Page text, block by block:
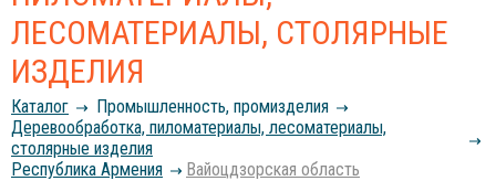
ЛЕСОМАТЕРИАЛЫ, СТОЛЯРНЫЕ
ИЗДЕЛИЯ
Каталог
Промышленность, промизделия
Деревообработка, пиломатериалы, лесоматериалы,
столярные изделия
Республика Армения
Вайоцдзорская область